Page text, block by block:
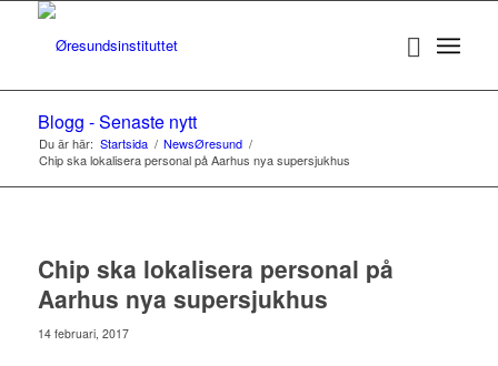
Blogg - Senaste nytt
Du är här: Startsida / NewsØresund /
Chip ska lokalisera personal på Aarhus nya supersjukhus
Chip ska lokalisera personal på
Aarhus nya supersjukhus
14 februari, 2017